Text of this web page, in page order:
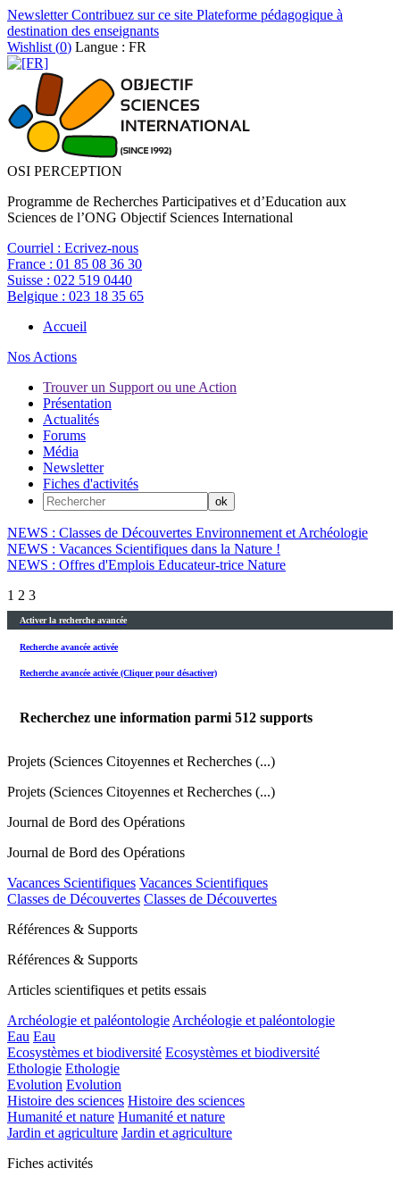
NewsletterContribuez sur ce site Plateforme pédagogique à
destination des enseignants
Wishlist (0) Langue : FR
OSI PERCEPTION
Programme de Recherches Participatives et d’Education aux
Sciences de l’ONG Objectif Sciences International
Courriel : Ecrivez-nous
France : 01 85 08 36 30
Suisse : 022 519 0440
Belgique : 023 18 35 65
Accueil
Nos Actions
Trouver un Support ou une Action
Présentation
Actualités
Forums
Média
Newsletter
Fiches d'activités
NEWS : Classes de Découvertes Environnement et Archéologie
NEWS : Vacances Scientifiques dans la Nature !
NEWS : Offres d'Emplois Educateur-trice Nature
1 2 3
Activer la recherche avancée
Recherche avancée activée
Recherche avancée activée (Cliquer pour désactiver)
Recherchez une information parmi 512 supports
Projets (Sciences Citoyennes et Recherches (...)
Projets (Sciences Citoyennes et Recherches (...)
Journal de Bord des Opérations
Journal de Bord des Opérations
Vacances Scientifiques Vacances Scientifiques
Classes de Découvertes Classes de Découvertes
Références & Supports
Références & Supports
Articles scientifiques et petits essais
Archéologie et paléontologieArchéologie et paléontologie
Eau Eau
Ecosystèmes et biodiversité Ecosystèmes et biodiversité
Ethologie Ethologie
Evolution Evolution
Histoire des sciences Histoire des sciences
Humanité et nature Humanité et nature
Jardin et agriculture Jardin et agriculture
Fiches activités